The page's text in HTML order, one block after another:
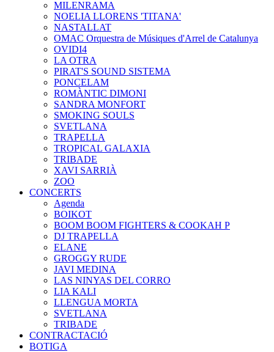
MILENRAMA
NOELIA LLORENS 'TITANA'
NASTALLAT
OMAC Orquestra de Músiques d'Arrel de Catalunya
OVIDI4
LA OTRA
PIRAT'S SOUND SISTEMA
PONCELAM
ROMÀNTIC DIMONI
SANDRA MONFORT
SMOKING SOULS
SVETLANA
TRAPELLA
TROPICAL GALAXIA
TRIBADE
XAVI SARRIÀ
ZOO
CONCERTS
Agenda
BOIKOT
BOOM BOOM FIGHTERS & COOKAH P
DJ TRAPELLA
ELANE
GROGGY RUDE
JAVI MEDINA
LAS NINYAS DEL CORRO
LIA KALI
LLENGUA MORTA
SVETLANA
TRIBADE
CONTRACTACIÓ
BOTIGA